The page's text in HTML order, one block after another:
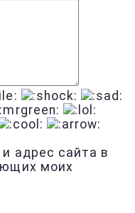
адрес сайта в
моих